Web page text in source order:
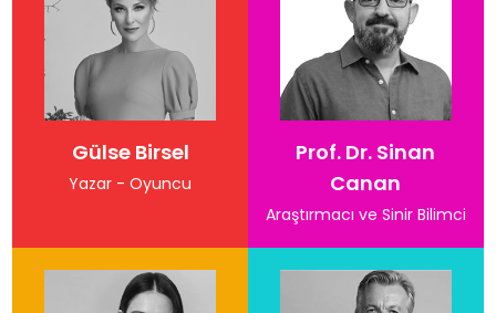
Gülse Birsel
Yazar - Oyuncu
Prof. Dr. Sinan
Canan
Araştırmacı ve Sinir Bilimci